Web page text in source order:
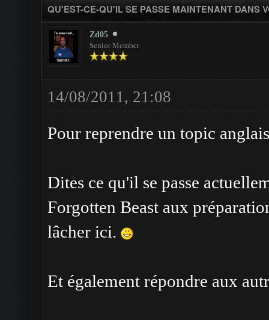
QU'EST-CE-QU'IL SE PASSE MAINTENANT DANS
Zd05
Senior Member
14/08/2011, 21:08
Pour reprendre un topic
Dites ce qu'il se passe
Forgotten Beast aux
lâcher ici.
Et également répondre aux